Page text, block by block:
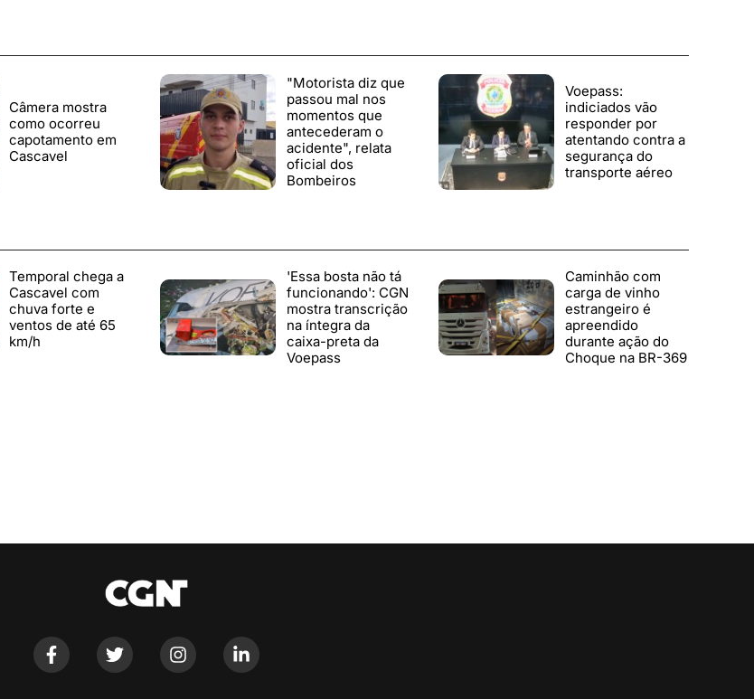
Câmera mostra
como ocorreu
capotamento em
Cascavel
"Motorista diz que
passou mal nos
momentos que
antecederam o
acidente", relata
oficial dos
Bombeiros
Voepass:
indiciados vão
responder por
atentando contra a
segurança do
transporte aéreo
Temporal chega a
Cascavel com
chuva forte e
ventos de até 65
km/h
'Essa bosta não tá
funcionando': CGN
mostra transcrição
na íntegra da
caixa-preta da
Voepass
Caminhão com
carga de vinho
estrangeiro é
apreendido
durante ação do
Choque na BR-369